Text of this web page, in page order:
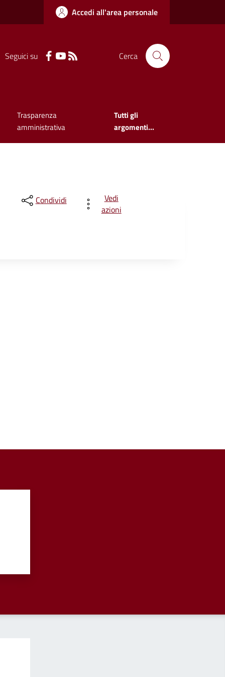
Accedi all'area personale
Seguici su Cerca
Trasparenza
amministrativa
Tutti gli
argomenti...
Condividi
Vedi
azioni